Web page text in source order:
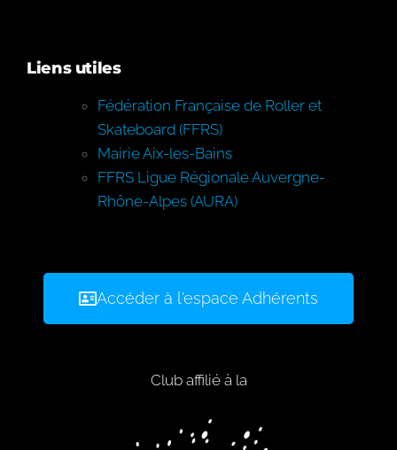
Liens utiles
Fédération Française de Roller et
Skateboard (FFRS)
Mairie Aix-les-Bains
FFRS Ligue Régionale Auvergne-
Rhône-Alpes (AURA)
Accéder à l'espace Adhérents
Club affilié à la